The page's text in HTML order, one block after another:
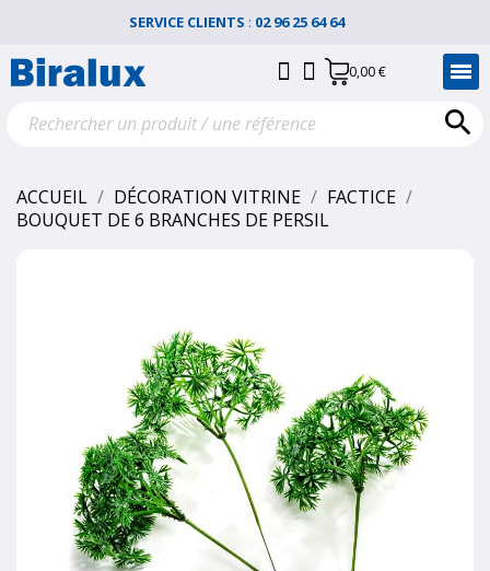
SERVICE CLIENTS : 02 96 25 64 64
0,00 €

ACCUEIL DÉCORATION VITRINE
FACTICE
BOUQUET DE 6 BRANCHES DE PERSIL